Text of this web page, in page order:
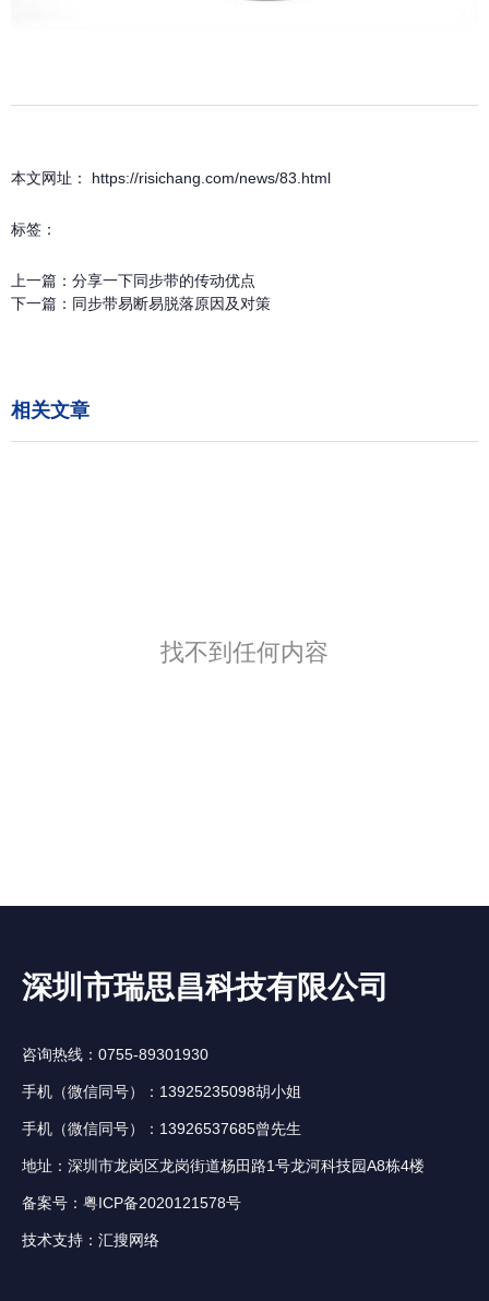
本文网址： https://risichang.com/news/83.html
标签：
上一篇： 分享一下同步带的传动优点
下一篇： 同步带易断易脱落原因及对策
相关文章
找不到任何内容
深圳市瑞思昌科技有限公司
咨询热线：0755-89301930
手机（微信同号）：13925235098胡小姐
手机（微信同号）：13926537685曾先生
地址：深圳市龙岗区龙岗街道杨田路1号龙河科技园A8栋4楼
备案号： 粤ICP备2020121578号
技术支持： 汇搜网络